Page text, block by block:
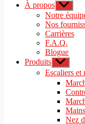
À propos Afficher
le
sous-
menu
Notre
Nos
Carrières
F.A.Q.
Blogue
Produits Afficher
le
sous-
menu
Escaliers et
Nez